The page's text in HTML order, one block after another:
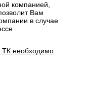
компанией,
Вам
в случае
ТК необходимо